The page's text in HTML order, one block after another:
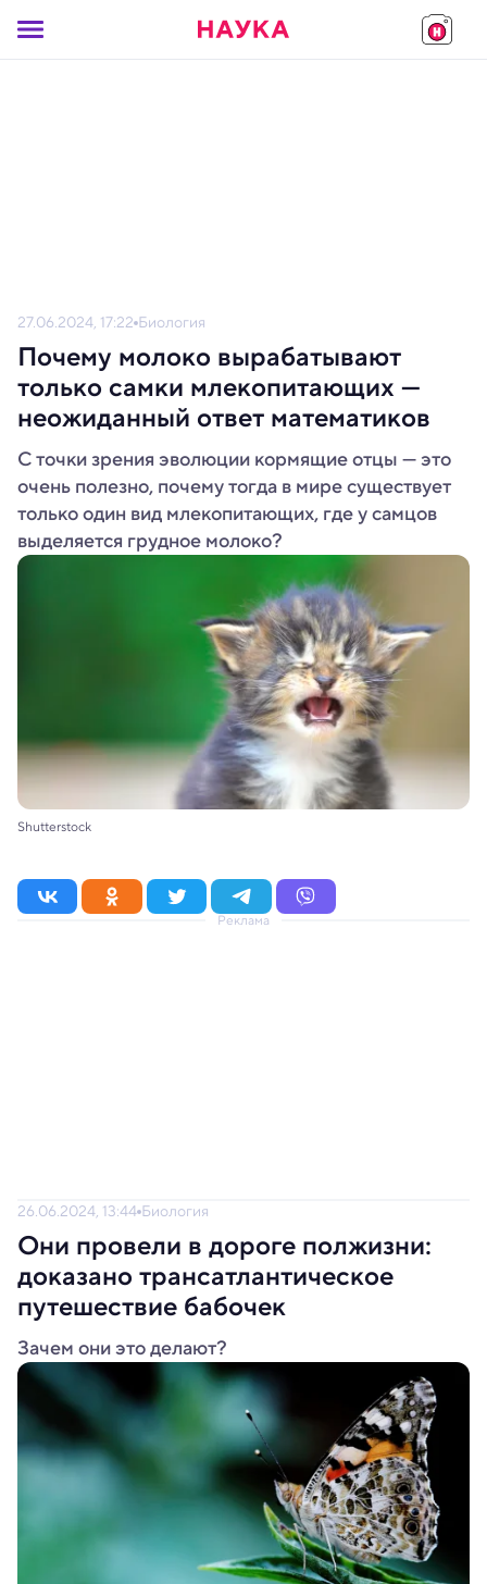
27.06.2024, 17:22 Биология
Почему молоко вырабатывают
только самки млекопитающих —
неожиданный ответ математиков
С точки зрения эволюции кормящие отцы — это
очень полезно, почему тогда в мире существует
только один вид млекопитающих, где у самцов
выделяется грудное молоко?
Shutterstock
Реклама
26.06.2024, 13:44 Биология
Они провели в дороге полжизни:
доказано трансатлантическое
путешествие бабочек
Зачем они это делают?